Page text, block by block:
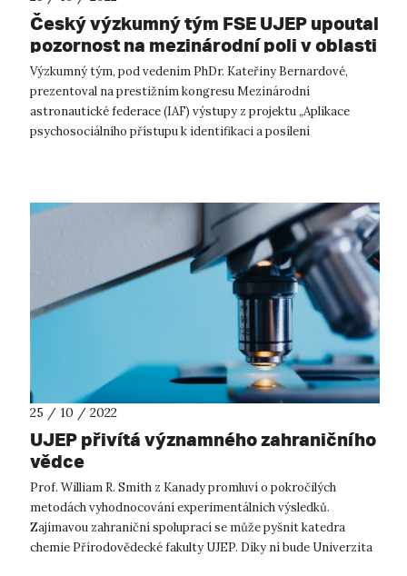
Český výzkumný tým FSE UJEP upoutal
pozornost na mezinárodní poli v oblasti
kosmického výzkumu
Výzkumný tým, pod vedením PhDr. Kateřiny Bernardové,
prezentoval na prestižním kongresu Mezinárodní
astronautické federace (IAF) výstupy z projektu „Aplikace
psychosociálního přístupu k identifikaci a posílení
25 / 10 / 2022
UJEP přivítá významného zahraničního
vědce
Prof. William R. Smith z Kanady promluví o pokročilých
metodách vyhodnocování experimentálních výsledků.
Zajímavou zahraniční spoluprací se může pyšnit katedra
chemie Přírodovědecké fakulty UJEP. Díky ní bude Univerzita